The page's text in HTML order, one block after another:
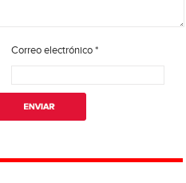
Correo electrónico*